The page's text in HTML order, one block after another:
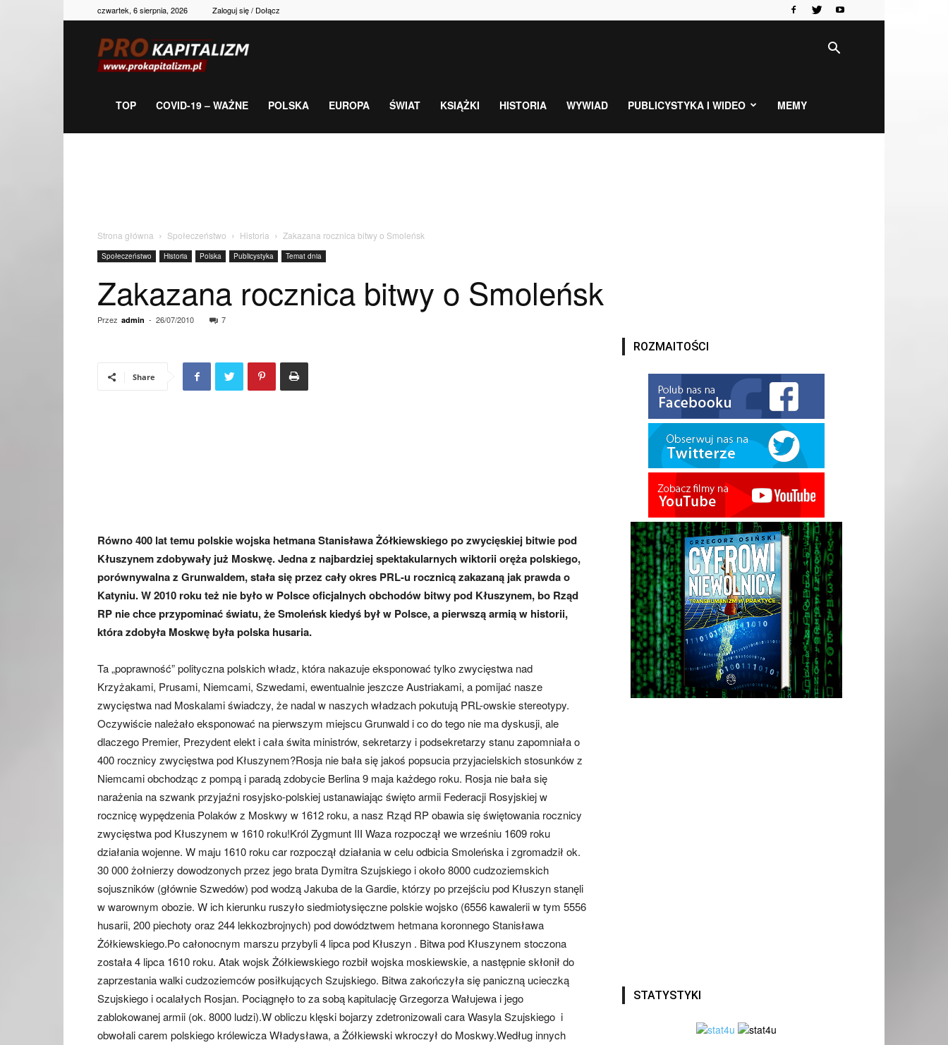
czwartek, 6 sierpnia, 2026 Zaloguj się / Dołącz
gospodarka,
TOP COVID-19 – WAŻNE POLSKA EUROPA ŚWIAT KSIĄŻKI HISTORIA WYWIAD PUBLICYSTYKA I WIDEO MEMY
Strona główna Społeczeństwo Historia Zakazana rocznica bitwy o Smoleńsk
Społeczeństwo Historia Polska Publicystyka Temat dnia
Zakazana rocznica bitwy o Smoleńsk
Przez admin - 26/07/2010 7
Share
Równo 400 lat temu polskie wojska hetmana Stanisława Żółkiewskiego po zwycięskiej bitwie pod
Kłuszynem zdobywały już Moskwę. Jedna z najbardziej spektakularnych wiktorii oręża polskiego,
porównywalna z Grunwaldem, stała się przez cały okres PRL-u rocznicą zakazaną jak prawda o
Katyniu. W 2010 roku też nie było w Polsce oficjalnych obchodów bitwy pod Kłuszynem, bo Rząd
RP nie chce przypominać światu, że Smoleńsk kiedyś był w Polsce, a pierwszą armią w historii,
która zdobyła Moskwę była polska husaria.
Ta „poprawność” polityczna polskich władz, która nakazuje eksponować tylko zwycięstwa nad
Krzyżakami, Prusami, Niemcami, Szwedami, ewentualnie jeszcze Austriakami, a pomijać nasze
zwycięstwa nad Moskalami świadczy, że nadal w naszych władzach pokutują PRL-owskie stereotypy.
Oczywiście należało eksponować na pierwszym miejscu Grunwald i co do tego nie ma dyskusji, ale
dlaczego Premier, Prezydent elekt i cała świta ministrów, sekretarzy i podsekretarzy stanu zapomniała o
400 rocznicy zwycięstwa pod Kłuszynem?Rosja nie bała się jakoś popsucia przyjacielskich stosunków z
Niemcami obchodząc z pompą i paradą zdobycie Berlina 9 maja każdego roku. Rosja nie bała się
narażenia na szwank przyjaźni rosyjsko-polskiej ustanawiając święto armii Federacji Rosyjskiej w
rocznicę wypędzenia Polaków z Moskwy w 1612 roku, a nasz Rząd RP obawia się świętowania rocznicy
zwycięstwa pod Kłuszynem w 1610 roku!Król Zygmunt III Waza rozpoczął we wrześniu 1609 roku
działania wojenne. W maju 1610 roku car rozpoczął działania w celu odbicia Smoleńska i zgromadził ok.
30 000 żołnierzy dowodzonych przez jego brata Dymitra Szujskiego i około 8000 cudzoziemskich
sojuszników (głównie Szwedów) pod wodzą Jakuba de la Gardie, którzy po przejściu pod Kłuszyn stanęli
w warownym obozie. W ich kierunku ruszyło siedmiotysięczne polskie wojsko (6556 kawalerii w tym 5556
husarii, 200 piechoty oraz 244 lekkozbrojnych) pod dowództwem hetmana koronnego Stanisława
Żółkiewskiego.Po całonocnym marszu przybyli 4 lipca pod Kłuszyn . Bitwa pod Kłuszynem stoczona
została 4 lipca 1610 roku. Atak wojsk Żółkiewskiego rozbił wojska moskiewskie, a następnie skłonił do
zaprzestania walki cudzoziemców posiłkujących Szujskiego. Bitwa zakończyła się paniczną ucieczką
Szujskiego i ocalałych Rosjan. Pociągnęło to za sobą kapitulację Grzegorza Wałujewa i jego
zablokowanej armii (ok. 8000 ludzi).W obliczu klęski bojarzy zdetronizowali cara Wasyla Szujskiego i
obwołali carem polskiego królewicza Władysława, a Żółkiewski wkroczył do Moskwy.Według innych
ROZMAITOŚCI
STATYSTYKI